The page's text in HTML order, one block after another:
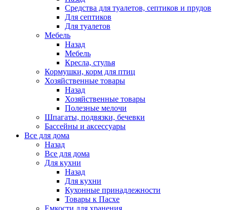
Средства для туалетов, септиков и прудов
Для септиков
Для туалетов
Мебель
Назад
Мебель
Кресла, стулья
Кормушки, корм для птиц
Хозяйственные товары
Назад
Хозяйственные товары
Полезные мелочи
Шпагаты, подвязки, бечевки
Бассейны и аксессуары
Все для дома
Назад
Все для дома
Для кухни
Назад
Для кухни
Кухонные принадлежности
Товары к Пасхе
Емкости для хранения